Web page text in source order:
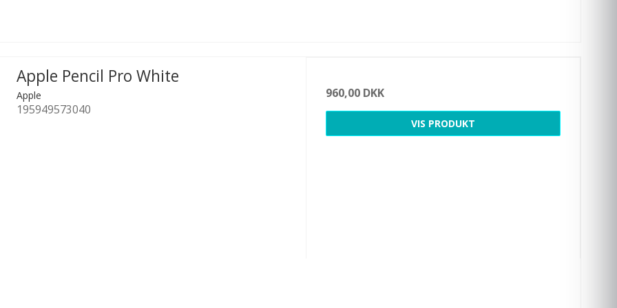
Apple Pencil Pro White
Apple
195949573040
960,00 DKK
VIS PRODUKT